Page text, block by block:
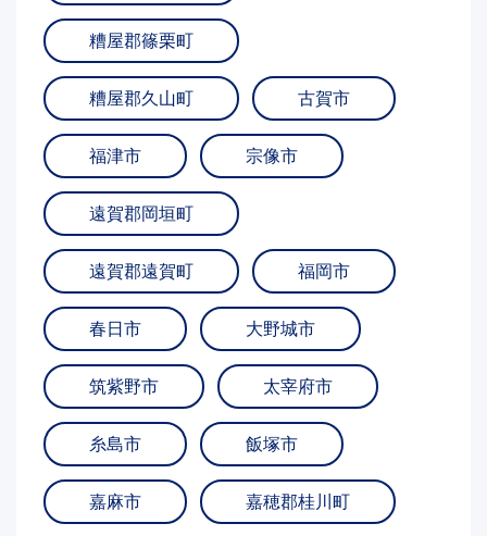
糟屋郡篠栗町
糟屋郡久山町 古賀市
福津市 宗像市
遠賀郡岡垣町
遠賀郡遠賀町 福岡市
春日市 大野城市
筑紫野市 太宰府市
糸島市 飯塚市
嘉麻市 嘉穂郡桂川町